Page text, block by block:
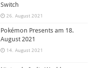
Switch
26. August 2021
Pokémon Presents am 18.
August 2021
14. August 2021